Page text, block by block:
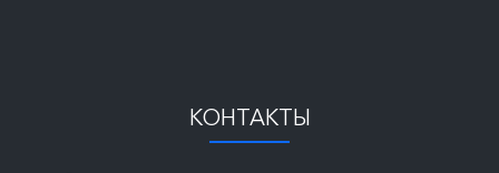
КОНТАКТЫ